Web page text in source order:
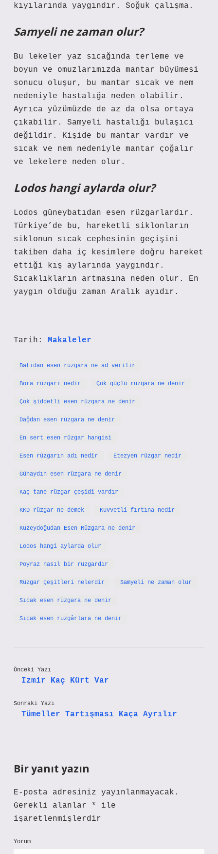
kıyılarında yaygındır. Soğuk çalışma.
Samyeli ne zaman olur?
Bu lekeler yaz sıcağında terleme ve
boyun ve omuzlarımızda mantar büyümesi
sonucu oluşur, bu mantar sıcak ve nem
nedeniyle hastalığa neden olabilir.
Ayrıca yüzümüzde de az da olsa ortaya
çıkabilir. Samyeli hastalığı bulaşıcı
değildir. Kişide bu mantar vardır ve
sıcak ve nem nedeniyle mantar çoğalır
ve lekelere neden olur.
Lodos hangi aylarda olur?
Lodos güneybatıdan esen rüzgarlardır.
Türkiye’de bu, hareketli siklonların
siklonun sıcak cephesinin geçişini
takiben daha iç kesimlere doğru hareket
ettiği kış aylarında yaygındır.
Sıcaklıkların artmasına neden olur. En
yaygın olduğu zaman Aralık ayıdır.
Tarih: Makaleler
Batıdan esen rüzgara ne ad verilir
Bora rüzgarı nedir Çok güçlü rüzgara ne denir
Çok şiddetli esen rüzgara ne denir
Dağdan esen rüzgara ne denir
En sert esen rüzgar hangisi
Esen rüzgarın adı nedir Etezyen rüzgar nedir
Günaydın esen rüzgara ne denir
Kaç tane rüzgar çeşidi vardır
KKD rüzgar ne demek Kuvvetli fırtına nedir
Kuzeydoğudan Esen Rüzgara ne denir
Lodos hangi aylarda olur
Poyraz nasıl bir rüzgardır
Rüzgar çeşitleri nelerdir Samyeli ne zaman olur
Sıcak esen rüzgara ne denir
Sıcak esen rüzgârlara ne denir
Önceki Yazı
Izmir Kaç Kürt Var
Sonraki Yazı
Tümeller Tartışması Kaça Ayrılır
Bir yanıt yazın
E-posta adresiniz yayınlanmayacak.
Gerekli alanlar
*
ile
işaretlenmişlerdir
Yorum